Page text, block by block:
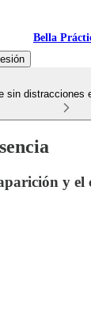
Bella
sin distracciones
y